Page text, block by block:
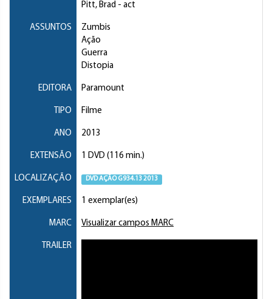
Pitt, Brad - act
ASSUNTOS
Zumbis
Ação
Guerra
Distopia
EDITORA Paramount
TIPO Filme
ANO 2013
EXTENSÃO 1 DVD (116 min.)
LOCALIZAÇÃO DVD AÇÃO G934.13 2013
EXEMPLARES 1 exemplar(es)
MARC Visualizar campos MARC
TRAILER